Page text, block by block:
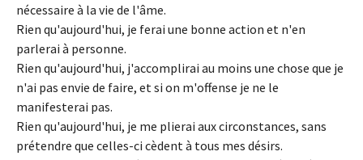
nécessaire à la vie de l'âme.
Rien qu'aujourd'hui, je ferai une bonne action et n'en
parlerai à personne.
Rien qu'aujourd'hui, j'accomplirai au moins une chose que je
n'ai pas envie de faire, et si on m'offense je ne le
manifesterai pas.
Rien qu'aujourd'hui, je me plierai aux circonstances, sans
prétendre que celles-ci cèdent à tous mes désirs.